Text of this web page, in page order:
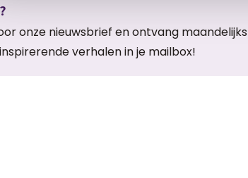
onze nieuwsbrief en ontvang maandelijks
verhalen in je mailbox!